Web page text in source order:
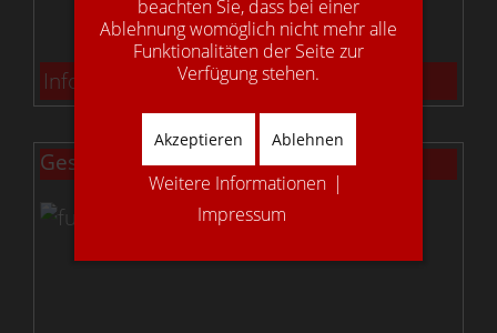
Info: Bolzentreppen
Gestemmte Treppen
beachten Sie, dass bei einer
Ablehnung womöglich nicht mehr alle
Funktionalitäten der Seite zur
Verfügung stehen.
Akzeptieren Ablehnen
Weitere Informationen |
Impressum